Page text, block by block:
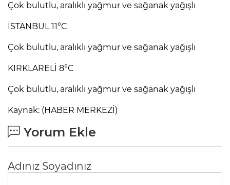
Çok bulutlu, aralıklı yağmur ve sağanak yağışlı
İSTANBUL 11°C
Çok bulutlu, aralıklı yağmur ve sağanak yağışlı
KIRKLARELİ 8°C
Çok bulutlu, aralıklı yağmur ve sağanak yağışlı
Kaynak: (HABER MERKEZİ)
Yorum Ekle
Adınız Soyadınız